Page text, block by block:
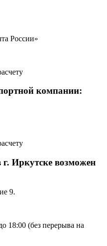
России»
компании:
Иркутске возможен
9.
18:00 (без перерыва на